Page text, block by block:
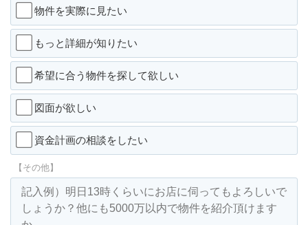
物件を実際に見たい
もっと詳細が知りたい
希望に合う物件を探して欲しい
図面が欲しい
資金計画の相談をしたい
【その他】